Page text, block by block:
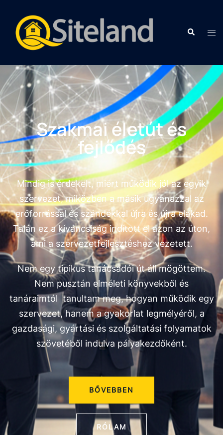
Szakmai életút és
fejlődés
Mindig is érdekelt, miért működik jól az egyik
szervezet, miközben a másik ugyanazzal az
erőforrással és szándékkal újra és újra elakad.
Talán ez a kíváncsiság indított el azon az úton,
ami a szervezetfejlesztéshez vezetett.
Nem egy tipikus tanácsadói út áll mögöttem.
Nem pusztán elméleti könyvekből és
tanáraimtól tanultam meg, hogyan működik egy
szervezet, hanem a gyakorlat legmélyéről, a
gazdasági, gyártási és szolgáltatási folyamatok
szövetéből indulva pályakezdőként.
BŐVEBBEN
RÓLAM